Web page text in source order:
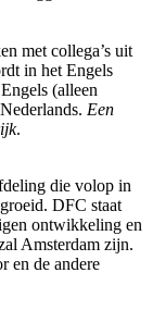
met collega’s uit
in het Engels
(alleen
Een
.
die volop in
DFC staat
ontwikkeling en
Amsterdam zijn.
en de andere